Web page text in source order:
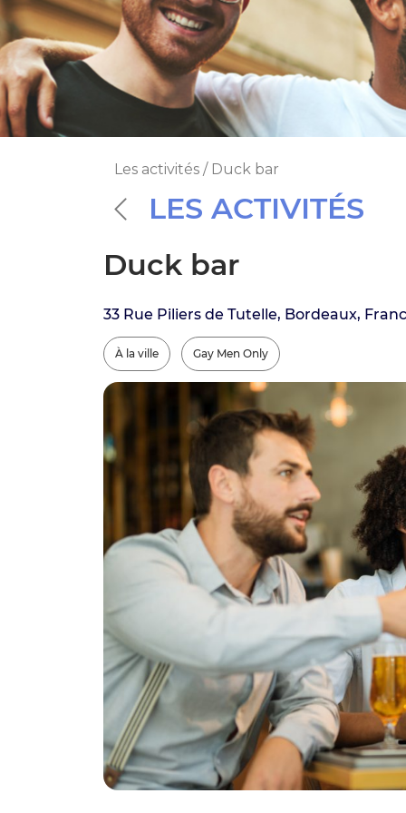
Les activités / Duck bar
LES ACTIVITÉS
Duck bar
33 Rue Piliers de Tutelle, Bordeaux,
À la ville Gay Men Only